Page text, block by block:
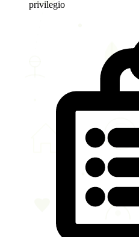
privilegio